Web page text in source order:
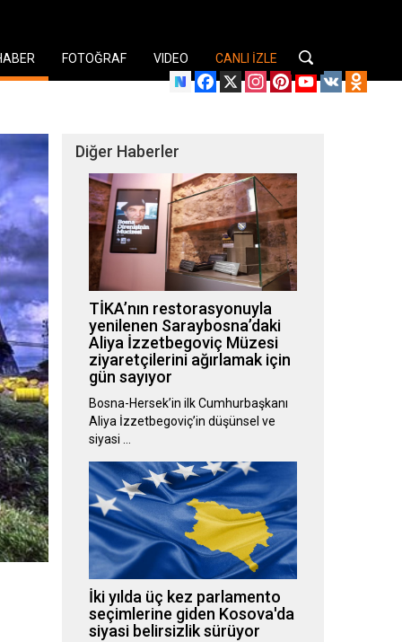
Facebook
X Instagram
PinterestYouTube
VK
FOTOĞRAF VIDEO CANLI İZLE
Diğer Haberler
TİKA’nın restorasyonuyla
yenilenen Saraybosna’daki
Aliya İzzetbegoviç Müzesi
ziyaretçilerini ağırlamak için
gün sayıyor
Bosna-Hersek’in ilk Cumhurbaşkanı
Aliya İzzetbegoviç’in düşünsel ve
siyasi …
İki yılda üç kez parlamento
seçimlerine giden Kosova'da
siyasi belirsizlik sürüyor